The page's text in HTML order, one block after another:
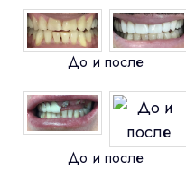
До и после
До и после